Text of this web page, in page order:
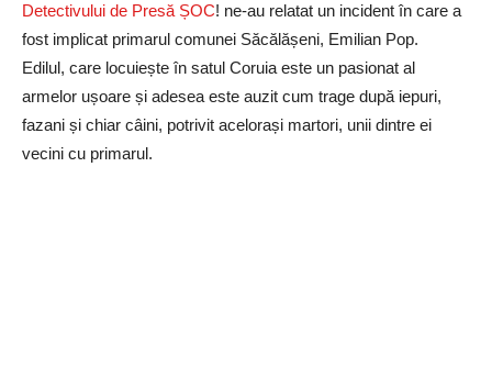
Detectivului de Presă ȘOC! ne-au relatat un incident în care a
fost implicat primarul comunei Săcălășeni, Emilian Pop.
Edilul, care locuiește în satul Coruia este un pasionat al
armelor ușoare și adesea este auzit cum trage după iepuri,
fazani și chiar câini, potrivit acelorași martori, unii dintre ei
vecini cu primarul.